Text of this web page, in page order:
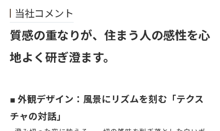
当社コメント
質感の重なりが、住まう人の感性を心
地よく研ぎ澄ます。
■ 外観デザイン：風景にリズムを刻む「テクス
チャの対話」